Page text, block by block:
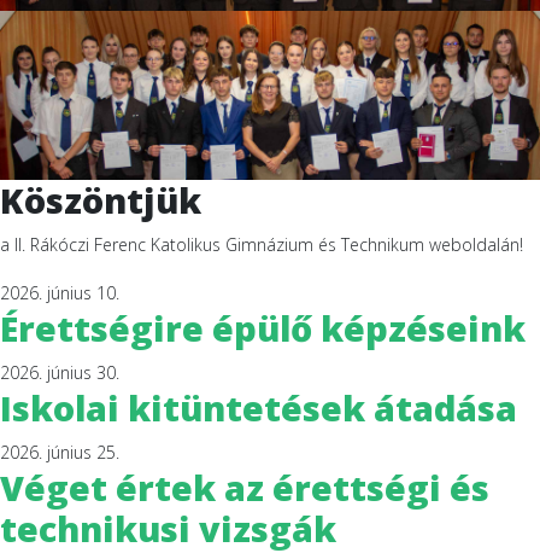
Köszöntjük
a II. Rákóczi Ferenc Katolikus Gimnázium és Technikum weboldalán!
2026. június 10.
Érettségire épülő képzéseink
2026. június 30.
Iskolai kitüntetések átadása
2026. június 25.
Véget értek az érettségi és
technikusi vizsgák